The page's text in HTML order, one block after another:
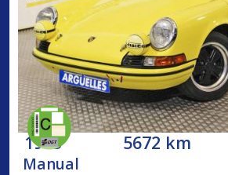
1973 5672 km
Manual